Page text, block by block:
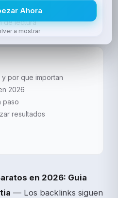
·Equipo Mitik
de lectura
por que importan
2026
paso
resultados
en 2026: Guia
— Los backlinks siguen
Ahora
a mostrar